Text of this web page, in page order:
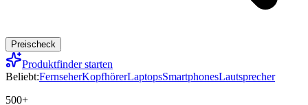
Preischeck
Produktfinder starten
Beliebt:FernseherKopfhörerLaptopsSmartphonesLautsprecher
500+